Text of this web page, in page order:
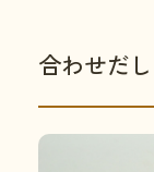
合わせだ